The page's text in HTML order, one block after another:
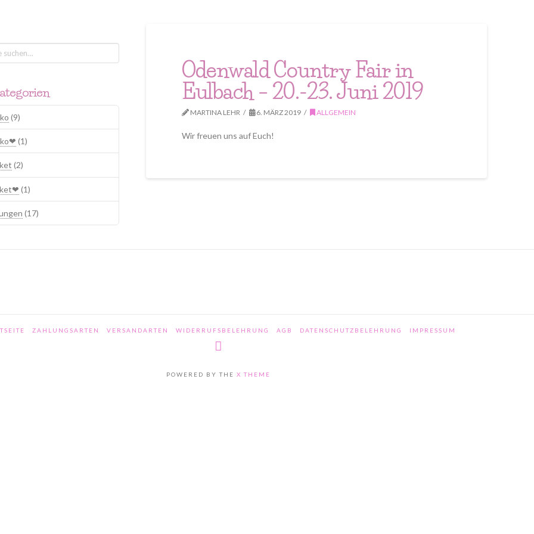
Odenwald Country Fair in
Eulbach – 20.-23. Juni 2019
MARTINA LEHR 6. MÄRZ 2019 ALLGEMEIN
Wir freuen uns auf Euch!
(9)
(1)
(2)
(1)
(17)
ZAHLUNGSARTEN VERSANDARTEN WIDERRUFSBELEHRUNG AGB DATENSCHUTZBELEHRUNG IMPRESSUM
POWERED BY THE X THEME